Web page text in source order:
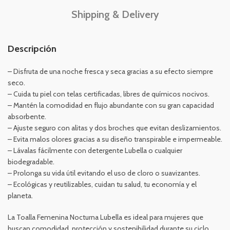
Shipping & Delivery
Descripción
– Disfruta de una noche fresca y seca gracias a su efecto siempre
seco.
– Cuida tu piel con telas certificadas, libres de químicos nocivos.
– Mantén la comodidad en flujo abundante con su gran capacidad
absorbente.
– Ajuste seguro con alitas y dos broches que evitan deslizamientos.
– Evita malos olores gracias a su diseño transpirable e impermeable.
– Lávalas fácilmente con detergente Lubella o cualquier
biodegradable.
– Prolonga su vida útil evitando el uso de cloro o suavizantes.
– Ecológicas y reutilizables, cuidan tu salud, tu economía y el
planeta.
La Toalla Femenina Nocturna Lubella es ideal para mujeres que